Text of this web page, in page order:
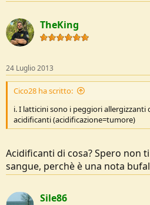
TheKing
24 Luglio 2013
Cico28 ha scritto:
i. I latticini sono i peggiori
acidificanti (acidificazione=tumore)
Acidificanti di cosa? Spero non
sangue, perchè è una nota
Sile86